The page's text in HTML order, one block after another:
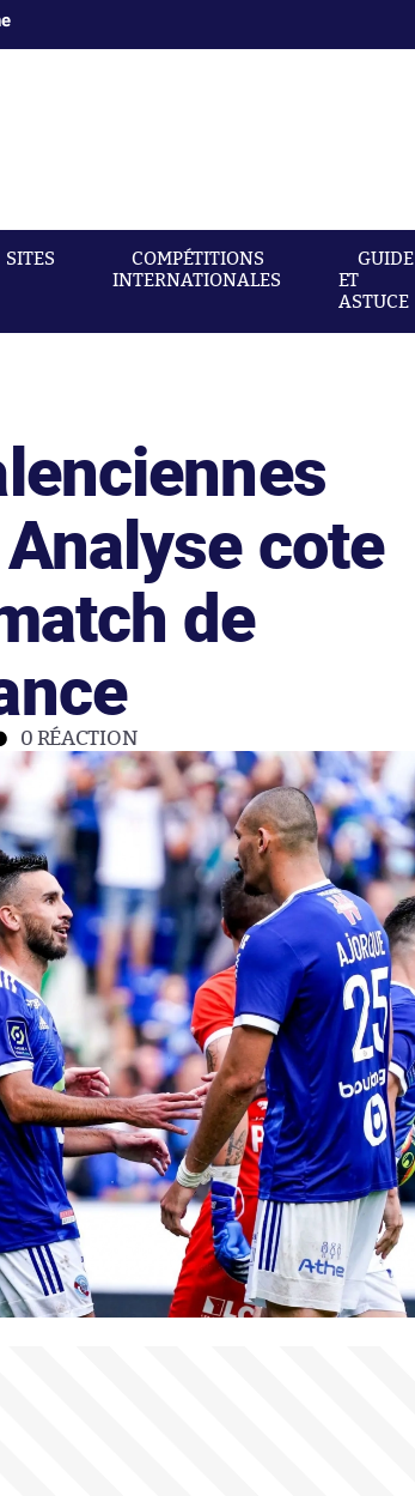
SITES
COMPÉTITIONS
INTERNATIONALES
GUIDE
ET
ASTUCE
cote
de
0 RÉACTION